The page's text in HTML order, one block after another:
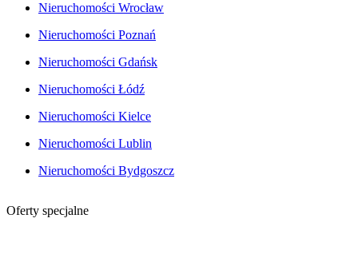
Nieruchomości Wrocław
Nieruchomości Poznań
Nieruchomości Gdańsk
Nieruchomości Łódź
Nieruchomości Kielce
Nieruchomości Lublin
Nieruchomości Bydgoszcz
Oferty specjalne